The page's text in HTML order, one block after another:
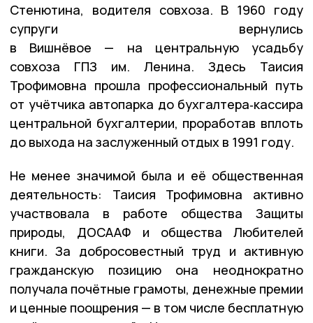
Стенютина, водителя совхоза. В 1960 году
супруги вернулись
в Вишнёвое — на центральную усадьбу
совхоза ГПЗ им. Ленина. Здесь Таисия
Трофимовна прошла профессиональный путь
от учётчика автопарка до бухгалтера‑кассира
центральной бухгалтерии, проработав вплоть
до выхода на заслуженный отдых в 1991 году.
Не менее значимой была и её общественная
деятельность: Таисия Трофимовна активно
участвовала в работе общества Защиты
природы, ДОСААФ и общества Любителей
книги. За добросовестный труд и активную
гражданскую позицию она неоднократно
получала почётные грамоты, денежные премии
и ценные поощрения — в том числе бесплатную